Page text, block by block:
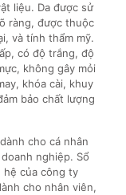
liệu. Da được sử
ràng, được thuộc
và tính thẩm mỹ.
có độ trắng, độ
không gây mỏi
khóa cài, khuy
bảo chất lượng
cho cá nhân
nghiệp. Sổ
hệ của công ty
cho nhân viên,